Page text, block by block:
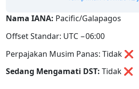
Nama IANA: Pacific/Galapagos
Offset Standar: UTC −06:00
Perpajakan Musim Panas: Tidak ❌
Sedang Mengamati DST: Tidak ❌